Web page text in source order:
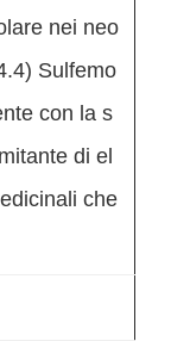
nei neo
Sulfemo
con la s
di el
che